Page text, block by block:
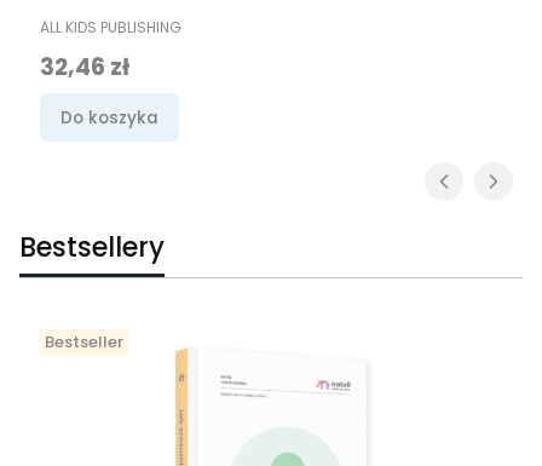
PRODUCENT
ALL KIDS PUBLISHING
Cena promocyjna
32,46 zł
Do koszyka
Bestsellery
Bestseller